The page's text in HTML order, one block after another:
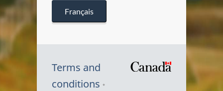
Français
Terms and
conditions
Symbole